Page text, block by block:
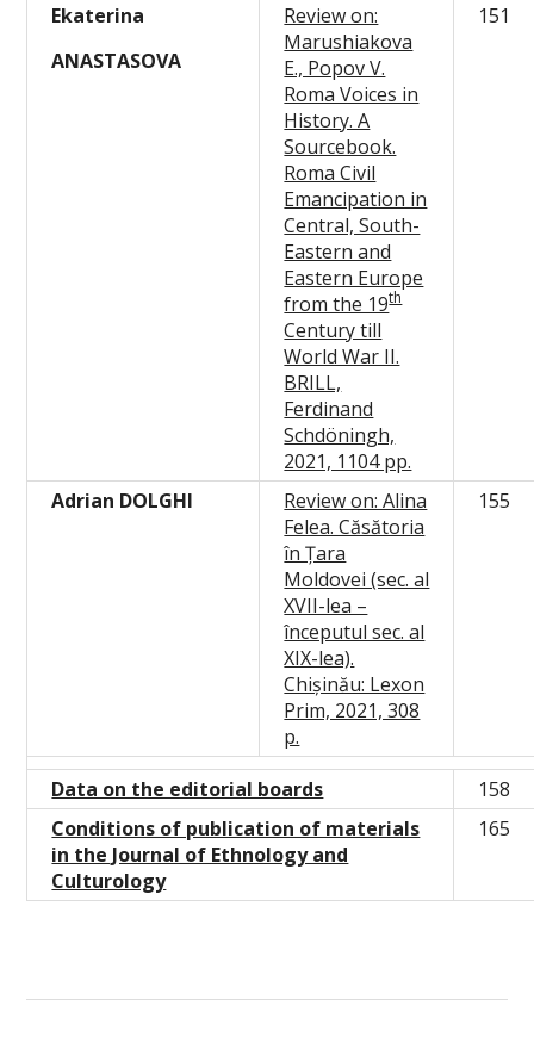
Еkaterina
ANASTASOVA
Review on:
Marushiakova
E., Popov V.
Roma Voices in
History. A
Sourcebook.
Roma Civil
Emancipation in
Central, South-
Eastern and
Eastern Europe
from the 19th
Century till
World War II.
BRILL,
Ferdinand
Schdöningh,
2021, 1104 pp.
151
Adrian DOLGHI
Review on: Alina
Felea. Căsătoria
în Țara
Moldovei (sec. al
XVII-lea –
începutul sec. al
XIX-lea).
Chișinău: Lexon
Prim, 2021, 308
p.
155
Data on the editorial boards
158
Conditions of publication of materials
in the Journal of Ethnology and
Culturology
165